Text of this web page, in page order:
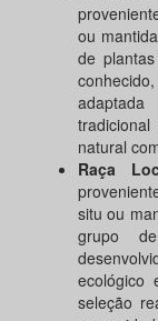
ou
de
natural
Raça
situ ou
grupo
ecológico
seleção